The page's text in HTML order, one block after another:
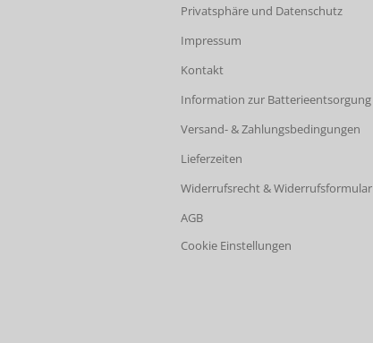
Privatsphäre und Datenschutz
Impressum
Kontakt
Information zur Batterieentsorgung
Versand- & Zahlungsbedingungen
Lieferzeiten
Widerrufsrecht & Widerrufsformular
AGB
Cookie Einstellungen